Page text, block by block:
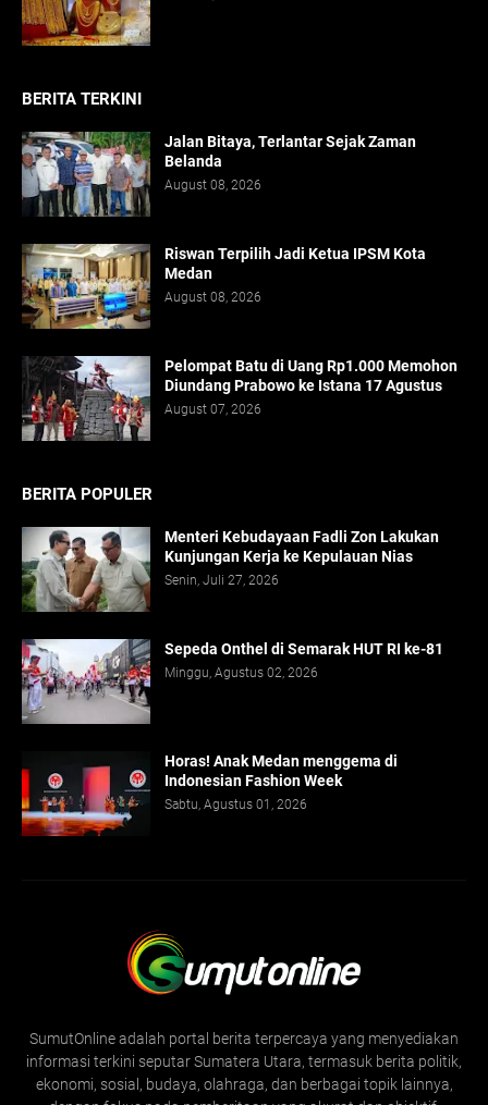
BERITA TERKINI
Jalan Bitaya, Terlantar Sejak Zaman
Belanda
August 08, 2026
Riswan Terpilih Jadi Ketua IPSM Kota
Medan
August 08, 2026
Pelompat Batu di Uang Rp1.000 Memohon
Diundang Prabowo ke Istana 17 Agustus
August 07, 2026
BERITA POPULER
Menteri Kebudayaan Fadli Zon Lakukan
Kunjungan Kerja ke Kepulauan Nias
Senin, Juli 27, 2026
Sepeda Onthel di Semarak HUT RI ke-81
Minggu, Agustus 02, 2026
Horas! Anak Medan menggema di
Indonesian Fashion Week
Sabtu, Agustus 01, 2026
SumutOnline adalah portal berita terpercaya yang menyediakan
informasi terkini seputar Sumatera Utara, termasuk berita politik,
ekonomi, sosial, budaya, olahraga, dan berbagai topik lainnya,